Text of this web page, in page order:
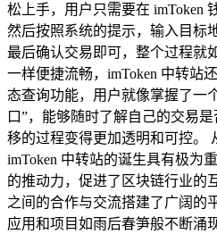
松上手，用户只需要在 imToken
然后按照系统的提示，输入目标
最后确认交易即可，整个过程就
一样便捷流畅，imToken 中转站
态查询功能，用户就像掌握了一
口”，能够随时了解自己的交易
移的过程变得更加透明和可控。
imToken 中转站的诞生具有极为
的推动力，促进了区块链行业的
之间的合作与交流搭建了广阔的
应用和项目如雨后春笋般不断涌